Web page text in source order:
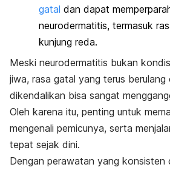
gatal dan dapat
neurodermatitis, termasuk
kunjung reda.
Meski neurodermatitis bukan
jiwa, rasa gatal yang terus berulang
dikendalikan bisa sangat
Oleh karena itu, penting untuk
mengenali pemicunya, serta
tepat sejak dini.
Dengan perawatan yang konsisten